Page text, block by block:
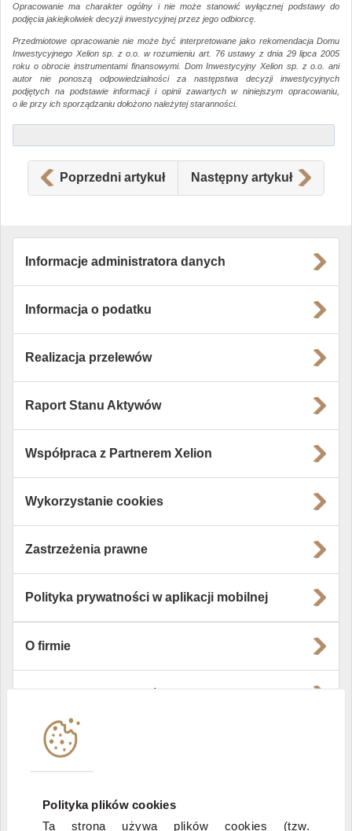
Polityka plików cookies
Ta strona używa plików cookies (tzw.
Opracowanie ma charakter ogólny i nie może stanowić wyłącznej podstawy do
podjęcia jakiejkolwiek decyzji inwestycyjnej przez jego odbiorcę.
Przedmiotowe opracowanie nie może być interpretowane jako rekomendacja Domu
Inwestycyjnego Xelion sp. z o.o. w rozumieniu art. 76 ustawy z dnia 29 lipca 2005
roku o obrocie instrumentami finansowymi. Dom Inwestycyjny Xelion sp. z o.o. ani
autor nie ponoszą odpowiedzialności za następstwa decyzji inwestycyjnych
podjętych na podstawie informacji i opinii zawartych w niniejszym opracowaniu,
o ile przy ich sporządzaniu dołożono należytej staranności.
Poprzedni artykuł Następny artykuł
Informacje administratora danych
Informacja o podatku
Realizacja przelewów
Raport Stanu Aktywów
Współpraca z Partnerem Xelion
Wykorzystanie cookies
Zastrzeżenia prawne
Polityka prywatności w aplikacji mobilnej
O firmie
Instytucje współpracujące